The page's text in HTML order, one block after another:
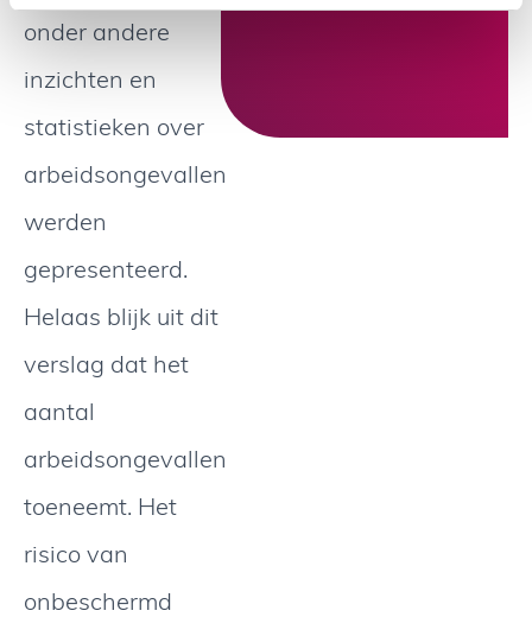
onder andere
inzichten en
statistieken over
arbeidsongevallen
werden
gepresenteerd.
Helaas blijk uit dit
verslag dat het
aantal
arbeidsongevallen
toeneemt. Het
risico van
onbeschermd